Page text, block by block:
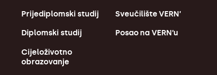
Prijediplomski studij
Diplomski studij
Cijeloživotno
obrazovanje
Sveučilište VERN’
Posao na VERN’u